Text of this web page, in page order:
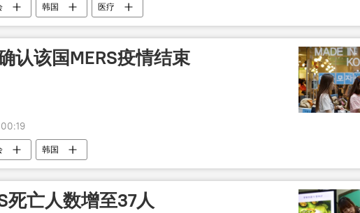
韩国 医疗
认该国MERS疫情结束
韩国
死亡人数增至37人